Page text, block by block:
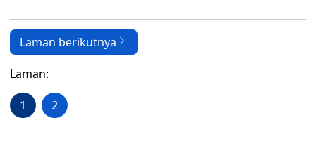
Laman berikutnya
Laman:
1 2